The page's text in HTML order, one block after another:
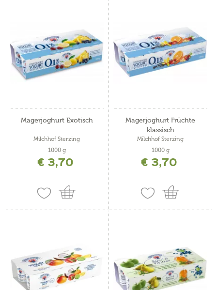
Magerjoghurt Exotisch
Milchhof Sterzing
1000 g
€ 3,70
Magerjoghurt Früchte
klassisch
Milchhof Sterzing
1000 g
€ 3,70